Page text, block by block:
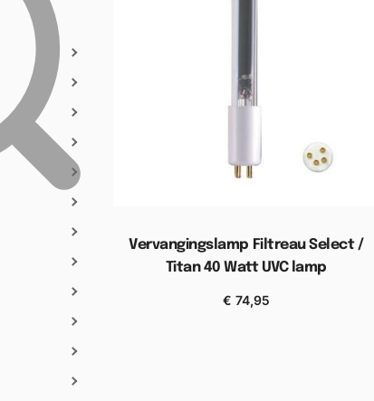
Vervangingslamp Filtreau Select /
Titan 40 Watt UVC lamp
€ 74,95